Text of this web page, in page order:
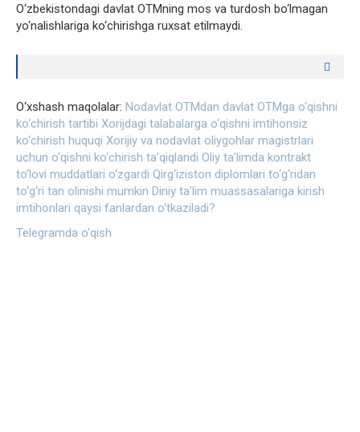
O‘zbekistondagi davlat OTMning mos va turdosh bo‘lmagan
yo‘nalishlariga ko‘chirishga ruxsat etilmaydi.
O‘xshash maqolalar: Nodavlat OTMdan davlat OTMga o‘qishni
ko‘chirish tartibi Xorijdagi talabalarga o‘qishni imtihonsiz
ko‘chirish huquqi Xorijiy va nodavlat oliygohlar magistrlari
uchun o‘qishni ko‘chirish ta’qiqlandi Oliy ta’limda kontrakt
to‘lovi muddatlari o‘zgardi Qirg‘iziston diplomlari to‘g‘ridan
to‘g‘ri tan olinishi mumkin Diniy ta’lim muassasalariga kirish
imtihonlari qaysi fanlardan o‘tkaziladi?
Telegramda o‘qish